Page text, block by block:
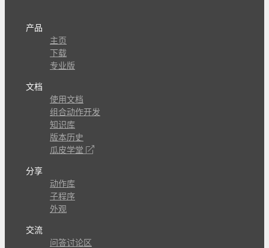
产品
主页
下载
专业版
文档
使用文档
组合动作开发
知识库
版本历史
瓜皮学堂
分享
动作库
子程序
外观
交流
问答讨论区